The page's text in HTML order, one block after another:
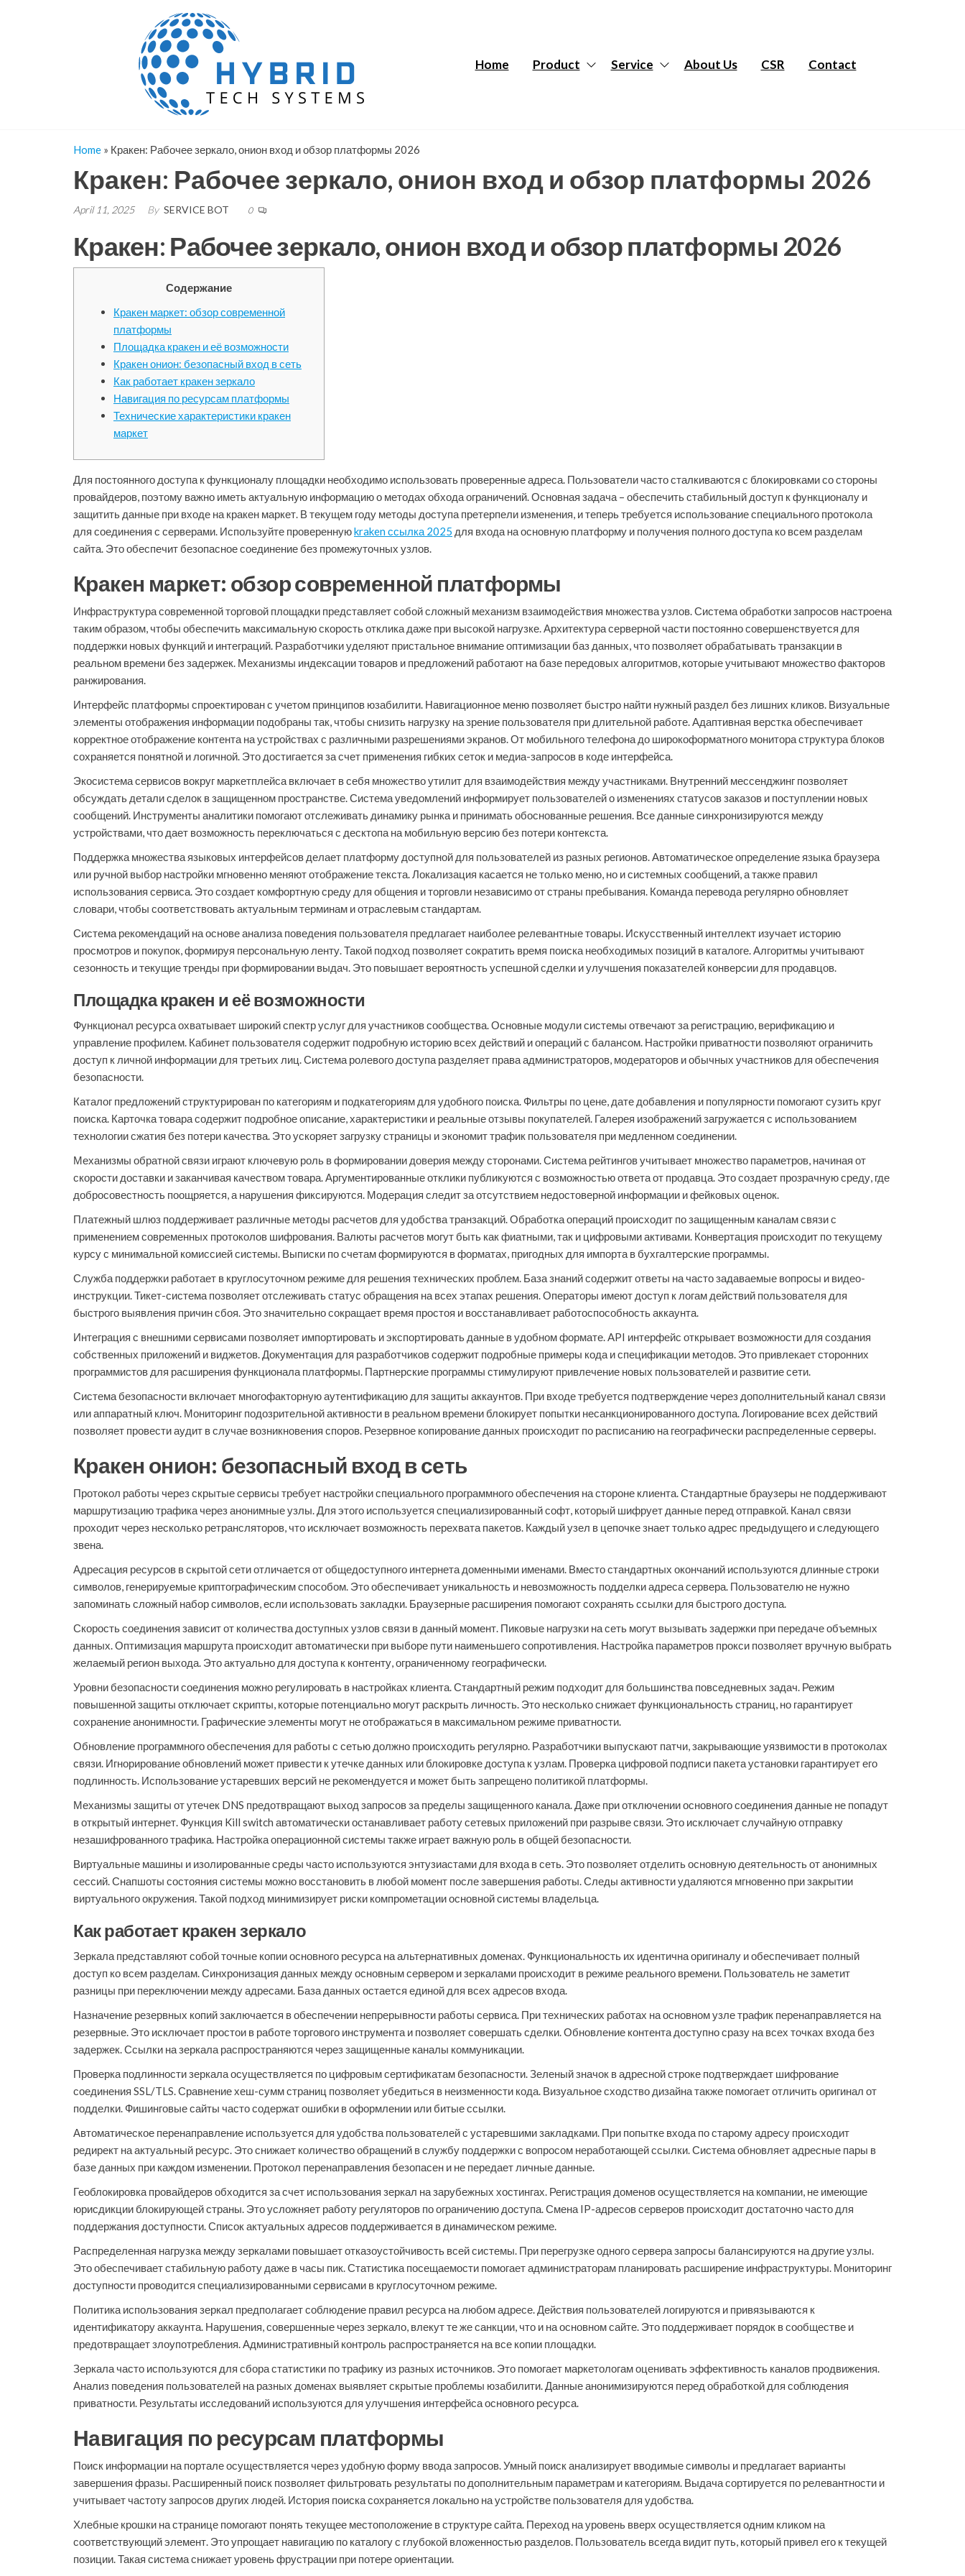
Systems
Home Product Service About Us CSR Contact
Home » Кракен: Рабочее зеркало, онион вход и обзор платформы 2026
Кракен: Рабочее зеркало, онион вход и обзор платформы 2026
April 11, 2025 By SERVICE BOT 0
Кракен: Рабочее зеркало, онион вход и обзор платформы 2026
Содержание
Кракен маркет: обзор современной
платформы
Площадка кракен и её возможности
Кракен онион: безопасный вход в сеть
Как работает кракен зеркало
Навигация по ресурсам платформы
Технические характеристики кракен
маркет
Для постоянного доступа к функционалу площадки необходимо использовать проверенные адреса. Пользователи часто сталкиваются с блокировками со стороны
провайдеров, поэтому важно иметь актуальную информацию о методах обхода ограничений. Основная задача – обеспечить стабильный доступ к функционалу и
защитить данные при входе на кракен маркет. В текущем году методы доступа претерпели изменения, и теперь требуется использование специального протокола
для соединения с серверами. Используйте провереннуюkraken ссылка 2025 для входа на основную платформу и получения полного доступа ко всем разделам
сайта. Это обеспечит безопасное соединение без промежуточных узлов.
Кракен маркет: обзор современной платформы
Инфраструктура современной торговой площадки представляет собой сложный механизм взаимодействия множества узлов. Система обработки запросов настроена
таким образом, чтобы обеспечить максимальную скорость отклика даже при высокой нагрузке. Архитектура серверной части постоянно совершенствуется для
поддержки новых функций и интеграций. Разработчики уделяют пристальное внимание оптимизации баз данных, что позволяет обрабатывать транзакции в
реальном времени без задержек. Механизмы индексации товаров и предложений работают на базе передовых алгоритмов, которые учитывают множество факторов
ранжирования.
Интерфейс платформы спроектирован с учетом принципов юзабилити. Навигационное меню позволяет быстро найти нужный раздел без лишних кликов. Визуальные
элементы отображения информации подобраны так, чтобы снизить нагрузку на зрение пользователя при длительной работе. Адаптивная верстка обеспечивает
корректное отображение контента на устройствах с различными разрешениями экранов. От мобильного телефона до широкоформатного монитора структура блоков
сохраняется понятной и логичной. Это достигается за счет применения гибких сеток и медиа-запросов в коде интерфейса.
Экосистема сервисов вокруг маркетплейса включает в себя множество утилит для взаимодействия между участниками. Внутренний мессенджинг позволяет
обсуждать детали сделок в защищенном пространстве. Система уведомлений информирует пользователей о изменениях статусов заказов и поступлении новых
сообщений. Инструменты аналитики помогают отслеживать динамику рынка и принимать обоснованные решения. Все данные синхронизируются между
устройствами, что дает возможность переключаться с десктопа на мобильную версию без потери контекста.
Поддержка множества языковых интерфейсов делает платформу доступной для пользователей из разных регионов. Автоматическое определение языка браузера
или ручной выбор настройки мгновенно меняют отображение текста. Локализация касается не только меню, но и системных сообщений, а также правил
использования сервиса. Это создает комфортную среду для общения и торговли независимо от страны пребывания. Команда перевода регулярно обновляет
словари, чтобы соответствовать актуальным терминам и отраслевым стандартам.
Система рекомендаций на основе анализа поведения пользователя предлагает наиболее релевантные товары. Искусственный интеллект изучает историю
просмотров и покупок, формируя персональную ленту. Такой подход позволяет сократить время поиска необходимых позиций в каталоге. Алгоритмы учитывают
сезонность и текущие тренды при формировании выдач. Это повышает вероятность успешной сделки и улучшения показателей конверсии для продавцов.
Площадка кракен и её возможности
Функционал ресурса охватывает широкий спектр услуг для участников сообщества. Основные модули системы отвечают за регистрацию, верификацию и
управление профилем. Кабинет пользователя содержит подробную историю всех действий и операций с балансом. Настройки приватности позволяют ограничить
доступ к личной информации для третьих лиц. Система ролевого доступа разделяет права администраторов, модераторов и обычных участников для обеспечения
безопасности.
Каталог предложений структурирован по категориям и подкатегориям для удобного поиска. Фильтры по цене, дате добавления и популярности помогают сузить круг
поиска. Карточка товара содержит подробное описание, характеристики и реальные отзывы покупателей. Галерея изображений загружается с использованием
технологии сжатия без потери качества. Это ускоряет загрузку страницы и экономит трафик пользователя при медленном соединении.
Механизмы обратной связи играют ключевую роль в формировании доверия между сторонами. Система рейтингов учитывает множество параметров, начиная от
скорости доставки и заканчивая качеством товара. Аргументированные отклики публикуются с возможностью ответа от продавца. Это создает прозрачную среду, где
добросовестность поощряется, а нарушения фиксируются. Модерация следит за отсутствием недостоверной информации и фейковых оценок.
Платежный шлюз поддерживает различные методы расчетов для удобства транзакций. Обработка операций происходит по защищенным каналам связи с
применением современных протоколов шифрования. Валюты расчетов могут быть как фиатными, так и цифровыми активами. Конвертация происходит по текущему
курсу с минимальной комиссией системы. Выписки по счетам формируются в форматах, пригодных для импорта в бухгалтерские программы.
Служба поддержки работает в круглосуточном режиме для решения технических проблем. База знаний содержит ответы на часто задаваемые вопросы и видео-
инструкции. Тикет-система позволяет отслеживать статус обращения на всех этапах решения. Операторы имеют доступ к логам действий пользователя для
быстрого выявления причин сбоя. Это значительно сокращает время простоя и восстанавливает работоспособность аккаунта.
Интеграция с внешними сервисами позволяет импортировать и экспортировать данные в удобном формате. API интерфейс открывает возможности для создания
собственных приложений и виджетов. Документация для разработчиков содержит подробные примеры кода и спецификации методов. Это привлекает сторонних
программистов для расширения функционала платформы. Партнерские программы стимулируют привлечение новых пользователей и развитие сети.
Система безопасности включает многофакторную аутентификацию для защиты аккаунтов. При входе требуется подтверждение через дополнительный канал связи
или аппаратный ключ. Мониторинг подозрительной активности в реальном времени блокирует попытки несанкционированного доступа. Логирование всех действий
позволяет провести аудит в случае возникновения споров. Резервное копирование данных происходит по расписанию на географически распределенные серверы.
Кракен онион: безопасный вход в сеть
Протокол работы через скрытые сервисы требует настройки специального программного обеспечения на стороне клиента. Стандартные браузеры не поддерживают
маршрутизацию трафика через анонимные узлы. Для этого используется специализированный софт, который шифрует данные перед отправкой. Канал связи
проходит через несколько ретрансляторов, что исключает возможность перехвата пакетов. Каждый узел в цепочке знает только адрес предыдущего и следующего
звена.
Адресация ресурсов в скрытой сети отличается от общедоступного интернета доменными именами. Вместо стандартных окончаний используются длинные строки
символов, генерируемые криптографическим способом. Это обеспечивает уникальность и невозможность подделки адреса сервера. Пользователю не нужно
запоминать сложный набор символов, если использовать закладки. Браузерные расширения помогают сохранять ссылки для быстрого доступа.
Скорость соединения зависит от количества доступных узлов связи в данный момент. Пиковые нагрузки на сеть могут вызывать задержки при передаче объемных
данных. Оптимизация маршрута происходит автоматически при выборе пути наименьшего сопротивления. Настройка параметров прокси позволяет вручную выбрать
желаемый регион выхода. Это актуально для доступа к контенту, ограниченному географически.
Уровни безопасности соединения можно регулировать в настройках клиента. Стандартный режим подходит для большинства повседневных задач. Режим
повышенной защиты отключает скрипты, которые потенциально могут раскрыть личность. Это несколько снижает функциональность страниц, но гарантирует
сохранение анонимности. Графические элементы могут не отображаться в максимальном режиме приватности.
Обновление программного обеспечения для работы с сетью должно происходить регулярно. Разработчики выпускают патчи, закрывающие уязвимости в протоколах
связи. Игнорирование обновлений может привести к утечке данных или блокировке доступа к узлам. Проверка цифровой подписи пакета установки гарантирует его
подлинность. Использование устаревших версий не рекомендуется и может быть запрещено политикой платформы.
Механизмы защиты от утечек DNS предотвращают выход запросов за пределы защищенного канала. Даже при отключении основного соединения данные не попадут
в открытый интернет. Функция Kill switch автоматически останавливает работу сетевых приложений при разрыве связи. Это исключает случайную отправку
незашифрованного трафика. Настройка операционной системы также играет важную роль в общей безопасности.
Виртуальные машины и изолированные среды часто используются энтузиастами для входа в сеть. Это позволяет отделить основную деятельность от анонимных
сессий. Снапшоты состояния системы можно восстановить в любой момент после завершения работы. Следы активности удаляются мгновенно при закрытии
виртуального окружения. Такой подход минимизирует риски компрометации основной системы владельца.
Как работает кракен зеркало
Зеркала представляют собой точные копии основного ресурса на альтернативных доменах. Функциональность их идентична оригиналу и обеспечивает полный
доступ ко всем разделам. Синхронизация данных между основным сервером и зеркалами происходит в режиме реального времени. Пользователь не заметит
разницы при переключении между адресами. База данных остается единой для всех адресов входа.
Назначение резервных копий заключается в обеспечении непрерывности работы сервиса. При технических работах на основном узле трафик перенаправляется на
резервные. Это исключает простои в работе торгового инструмента и позволяет совершать сделки. Обновление контента доступно сразу на всех точках входа без
задержек. Ссылки на зеркала распространяются через защищенные каналы коммуникации.
Проверка подлинности зеркала осуществляется по цифровым сертификатам безопасности. Зеленый значок в адресной строке подтверждает шифрование
соединения SSL/TLS. Сравнение хеш-сумм страниц позволяет убедиться в неизменности кода. Визуальное сходство дизайна также помогает отличить оригинал от
подделки. Фишинговые сайты часто содержат ошибки в оформлении или битые ссылки.
Автоматическое перенаправление используется для удобства пользователей с устаревшими закладками. При попытке входа по старому адресу происходит
редирект на актуальный ресурс. Это снижает количество обращений в службу поддержки с вопросом неработающей ссылки. Система обновляет адресные пары в
базе данных при каждом изменении. Протокол перенаправления безопасен и не передает личные данные.
Геоблокировка провайдеров обходится за счет использования зеркал на зарубежных хостингах. Регистрация доменов осуществляется на компании, не имеющие
юрисдикции блокирующей страны. Это усложняет работу регуляторов по ограничению доступа. Смена IP-адресов серверов происходит достаточно часто для
поддержания доступности. Список актуальных адресов поддерживается в динамическом режиме.
Распределенная нагрузка между зеркалами повышает отказоустойчивость всей системы. При перегрузке одного сервера запросы балансируются на другие узлы.
Это обеспечивает стабильную работу даже в часы пик. Статистика посещаемости помогает администраторам планировать расширение инфраструктуры. Мониторинг
доступности проводится специализированными сервисами в круглосуточном режиме.
Политика использования зеркал предполагает соблюдение правил ресурса на любом адресе. Действия пользователей логируются и привязываются к
идентификатору аккаунта. Нарушения, совершенные через зеркало, влекут те же санкции, что и на основном сайте. Это поддерживает порядок в сообществе и
предотвращает злоупотребления. Административный контроль распространяется на все копии площадки.
Зеркала часто используются для сбора статистики по трафику из разных источников. Это помогает маркетологам оценивать эффективность каналов продвижения.
Анализ поведения пользователей на разных доменах выявляет скрытые проблемы юзабилити. Данные анонимизируются перед обработкой для соблюдения
приватности. Результаты исследований используются для улучшения интерфейса основного ресурса.
Навигация по ресурсам платформы
Поиск информации на портале осуществляется через удобную форму ввода запросов. Умный поиск анализирует вводимые символы и предлагает варианты
завершения фразы. Расширенный поиск позволяет фильтровать результаты по дополнительным параметрам и категориям. Выдача сортируется по релевантности и
учитывает частоту запросов других людей. История поиска сохраняется локально на устройстве пользователя для удобства.
Хлебные крошки на странице помогают понять текущее местоположение в структуре сайта. Переход на уровень вверх осуществляется одним кликом на
соответствующий элемент. Это упрощает навигацию по каталогу с глубокой вложенностью разделов. Пользователь всегда видит путь, который привел его к текущей
позиции. Такая система снижает уровень фрустрации при потере ориентации.